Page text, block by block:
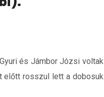
és Jámbor Józsi voltak
előtt rosszul lett a dobosuk